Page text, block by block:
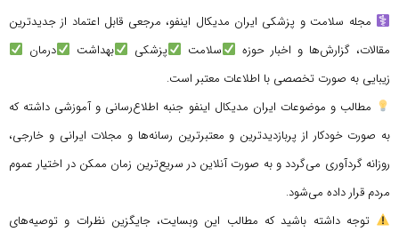
مجله سلامت و پزشکی ایران مدیکال اینفو، مرجعی قابل اعتماد از جدیدترین
مقالات، گزارش‌ها و اخبار حوزه
سلامت پزشکی بهداشت
درمان
زیبایی به صورت تخصصی با اطلاعات معتبر است.
مطالب و موضوعات ایران مدیکال اینفو جنبه اطلاع‌رسانی و آموزشی داشته که
به صورت خودکار از پربازدیدترین و معتبرترین رسانه‌ها و مجلات ایرانی و خارجی،
روزانه گردآوری می‌گردد و به صورت آنلاین در سریع‌ترین زمان ممکن در اختیار عموم
مردم قرار داده می‌شود.
توجه داشته باشید که مطالب این وبسایت، جایگزین نظرات و توصیه‌های